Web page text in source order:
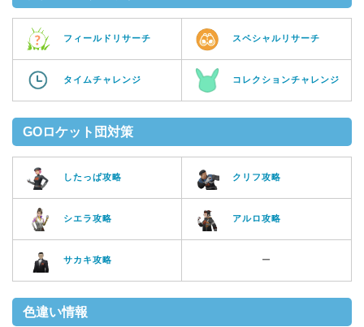
フィールドリサーチ スペシャルリサーチ
タイムチャレンジ コレクションチャレンジ
GOロケット団対策
したっぱ攻略 クリフ攻略
シエラ攻略 アルロ攻略
サカキ攻略 ー
色違い情報